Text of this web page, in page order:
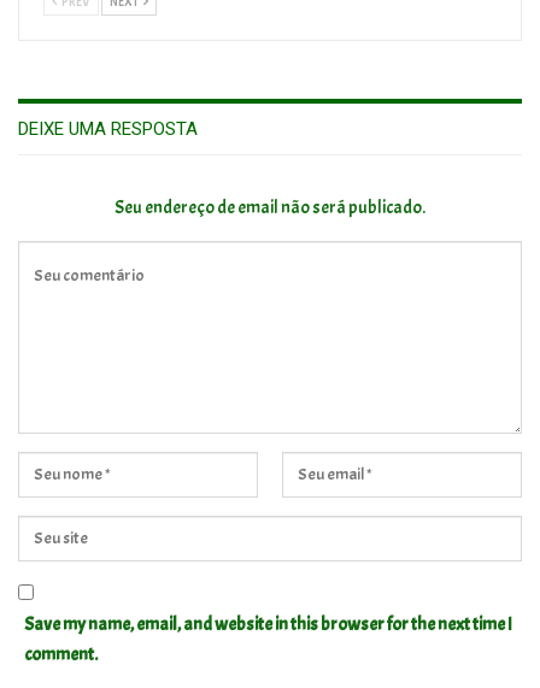
DEIXE UMA RESPOSTA
Seu endereço de email não será publicado.
Save my name, email, and website in this browser for the next time I
comment.